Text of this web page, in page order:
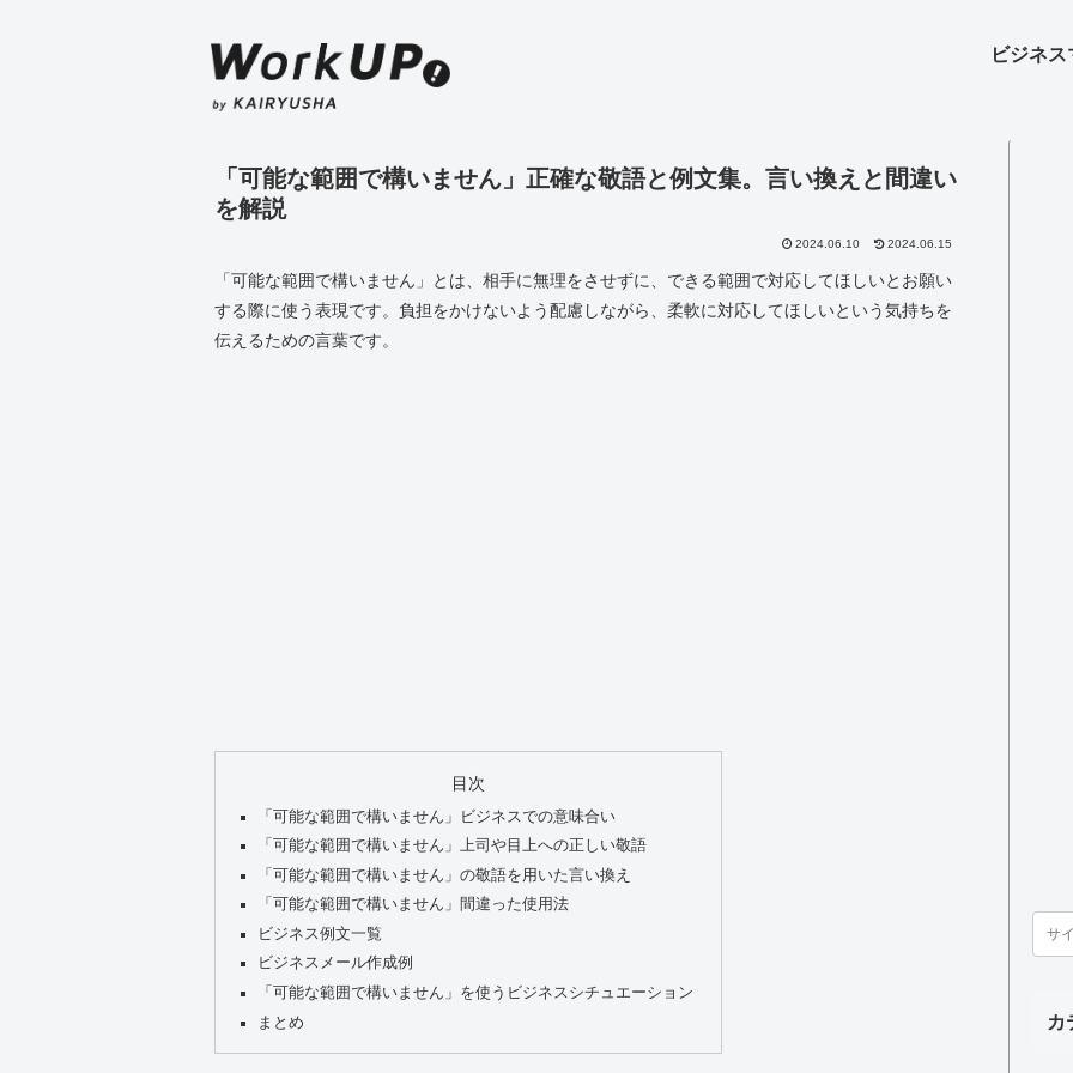
ビジネ
「可能な範囲で構いません」正確な敬語と例文集。言い換えと間違い
を解説
2024.06.10 2024.06.15
「可能な範囲で構いません」とは、相手に無理をさせずに、できる範囲で対応してほしいとお願い
する際に使う表現です。負担をかけないよう配慮しながら、柔軟に対応してほしいという気持ちを
伝えるための言葉です。
目次
「可能な範囲で構いません」ビジネスでの意味合い
「可能な範囲で構いません」上司や目上への正しい敬語
「可能な範囲で構いません」の敬語を用いた言い換え
「可能な範囲で構いません」間違った使用法
ビジネス例文一覧
ビジネスメール作成例
「可能な範囲で構いません」を使うビジネスシチュエーション
まとめ
カ